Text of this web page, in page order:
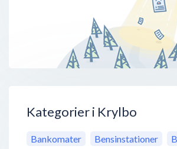
Kategorier i Krylbo
Bankomater Bensinstationer